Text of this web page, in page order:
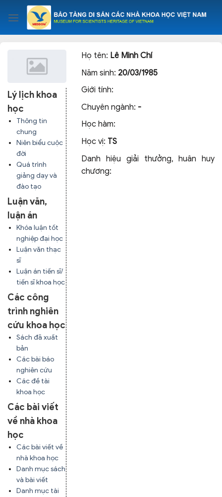
content
Lý lịch khoa
học
Thông tin
chung
Niên biểu cuộc
đời
Quá trình
giảng dạy và
đào tạo
Luận văn,
luận án
Khóa luận tốt
nghiệp đại học
Luận văn thạc
sĩ
Luận án tiến sĩ/
tiến sĩ khoa học
Các công
trình nghiên
cứu khoa học
Sách đã xuất
bản
Các bài báo
nghiên cứu
Các đề tài
khoa học
Các bài viết
về nhà khoa
học
Các bài viết về
nhà khoa học
Danh mục sách
và bài viết
Danh mục tài
Họ tên: Lê Minh Chí
Năm sinh: 20/03/1985
Giới tính:
Chuyên ngành: -
Học hàm:
Học vị: TS
Danh hiệu giải thưởng, huân huy
chương: